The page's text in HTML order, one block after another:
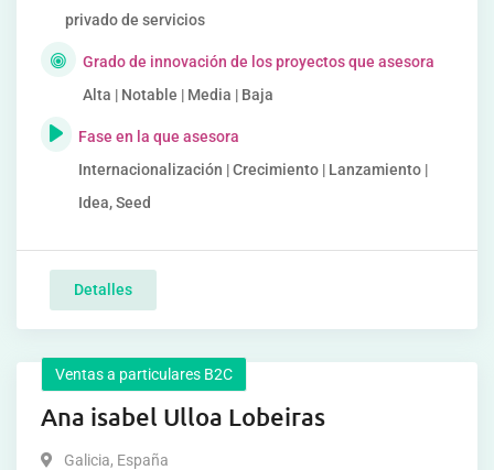
privado de servicios
Grado de innovación de los proyectos que asesora
Alta | Notable | Media | Baja
Fase en la que asesora
Internacionalización | Crecimiento | Lanzamiento |
Idea, Seed
Detalles
Ventas a particulares B2C
Ana isabel Ulloa Lobeiras
Galicia, España